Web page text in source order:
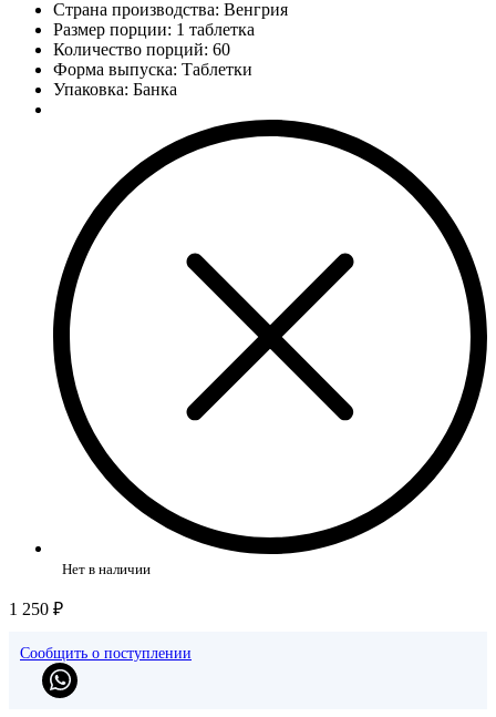
Страна производства: Венгрия
Размер порции: 1 таблетка
Количество порций: 60
Форма выпуска: Таблетки
Упаковка: Банка
Нет в наличии
1 250 ₽
Сообщить о поступлении